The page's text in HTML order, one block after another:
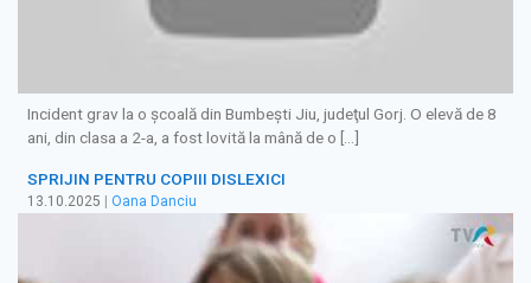
Incident grav la o şcoală din Bumbeşti Jiu, judeţul Gorj. O elevă de 8
ani, din clasa a 2-a, a fost lovită la mână de o […]
SPRIJIN PENTRU COPIII DISLEXICI
13.10.2025 | Oana Danciu